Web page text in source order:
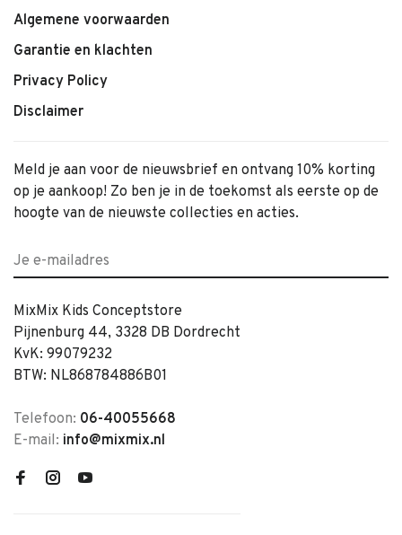
Algemene voorwaarden
Garantie en klachten
Privacy Policy
Disclaimer
Meld je aan voor de nieuwsbrief en ontvang 10% korting
op je aankoop! Zo ben je in de toekomst als eerste op de
hoogte van de nieuwste collecties en acties.
MixMix Kids Conceptstore
Pijnenburg 44, 3328 DB Dordrecht
KvK: 99079232
BTW: NL868784886B01
Telefoon: 06-40055668
E-mail: info@mixmix.nl